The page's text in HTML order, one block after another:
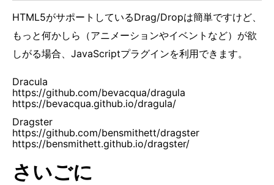
HTML5がサポートしているDrag/Dropは簡単ですけど、
もっと何かしら（アニメーションやイベントなど）が欲
しがる場合、JavaScriptプラグインを利用できます。
Dracula
https://github.com/bevacqua/dragula
https://bevacqua.github.io/dragula/
Dragster
https://github.com/bensmithett/dragster
https://bensmithett.github.io/dragster/
さいごに